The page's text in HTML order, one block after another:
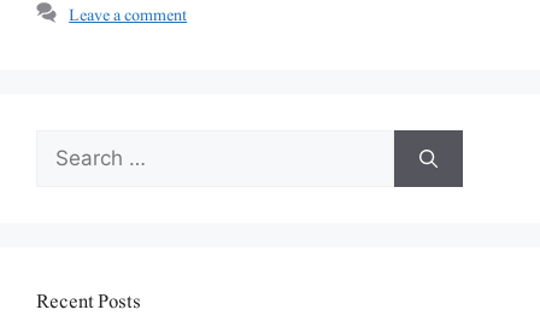
Leave a comment
Search
for:
Recent Posts